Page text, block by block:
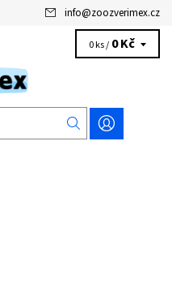
info@zoozverimex.cz
0 ks / 0 Kč